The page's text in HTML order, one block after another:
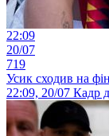
22:09
20/07
719
Усик сходив на
22:09, 20/07 Кадр